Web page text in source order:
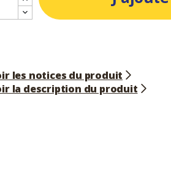
les notices du produit
la description du produit